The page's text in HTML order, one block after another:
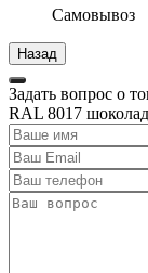
Самовывоз
Задать вопрос о
RAL 8017 шоколад